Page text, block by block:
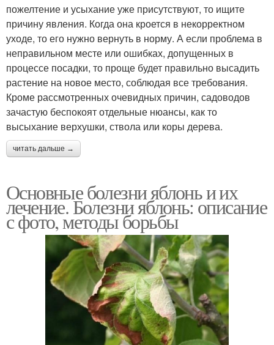
пожелтение и усыхание уже присутствуют, то ищите
причину явления. Когда она кроется в некорректном
уходе, то его нужно вернуть в норму. А если проблема в
неправильном месте или ошибках, допущенных в
процессе посадки, то проще будет правильно высадить
растение на новое место, соблюдая все требования.
Кроме рассмотренных очевидных причин, садоводов
зачастую беспокоят отдельные нюансы, как то
высыхание верхушки, ствола или коры дерева.
читать дальше →
Основные болезни яблонь и их
лечение. Болезни яблонь: описание
с фото, методы борьбы